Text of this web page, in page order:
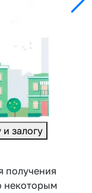
залогу
получения
некоторым